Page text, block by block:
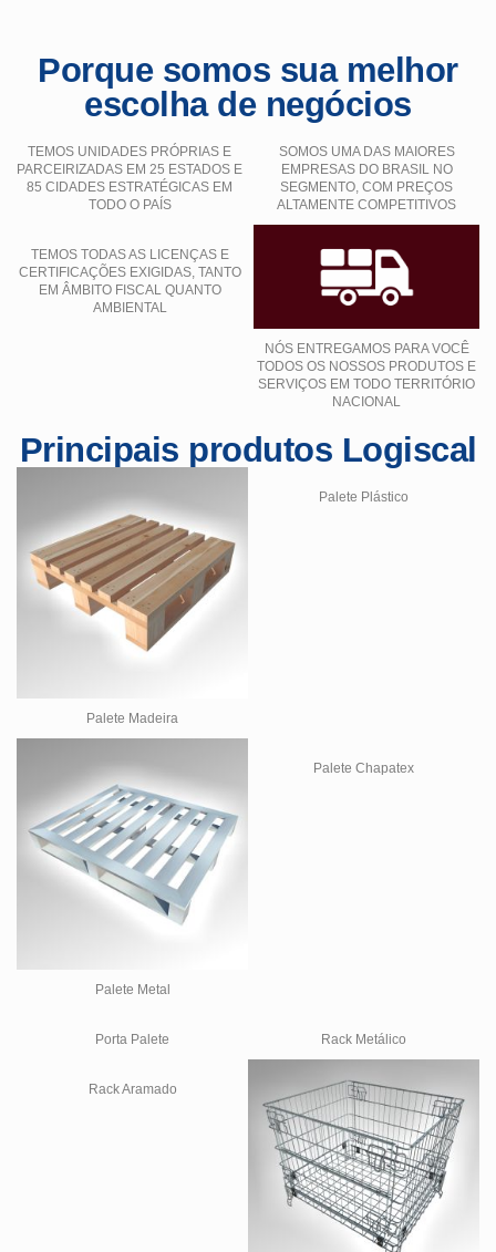
Porque somos sua melhor
escolha de negócios
TEMOS UNIDADES PRÓPRIAS E
PARCEIRIZADAS EM 25 ESTADOS E
85 CIDADES ESTRATÉGICAS EM
TODO O PAÍS
SOMOS UMA DAS MAIORES
EMPRESAS DO BRASIL NO
SEGMENTO, COM PREÇOS
ALTAMENTE COMPETITIVOS
TEMOS TODAS AS LICENÇAS E
CERTIFICAÇÕES EXIGIDAS, TANTO
EM ÂMBITO FISCAL QUANTO
AMBIENTAL
NÓS ENTREGAMOS PARA VOCÊ
TODOS OS NOSSOS PRODUTOS E
SERVIÇOS EM TODO TERRITÓRIO
NACIONAL
Principais produtos Logiscal
Palete Madeira
Palete Plástico
Palete Metal
Palete Chapatex
Porta Palete Rack Metálico
Rack Aramado